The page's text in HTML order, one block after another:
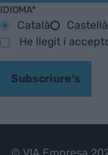
IDIOMA*
Català
Castellà
He llegit i
Subscriure's
© VIA Empresa